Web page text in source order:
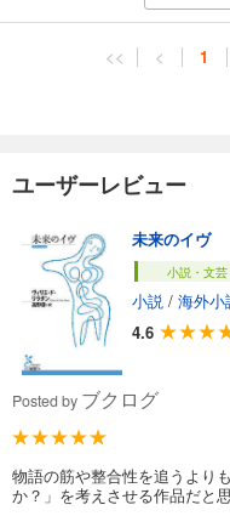
<< < 1
ユーザーレビュー
未来のイヴ
小説・文芸
小説 / 海外小
4.6
Posted by ブクログ
物語の筋や整合性を追うより
か？」を考えさせる作品だと思